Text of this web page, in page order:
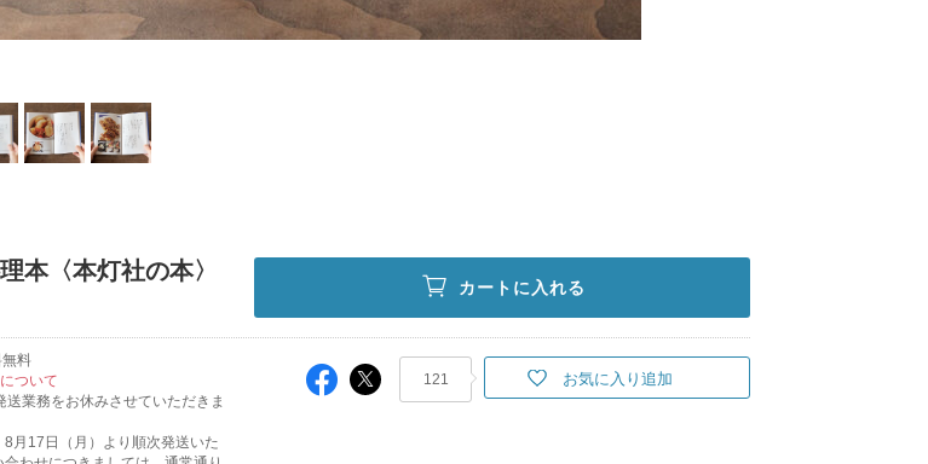
本〈本灯社の本〉
カートに入れる
料
ついて
業務をお休みさせていただきま
月17日（月）より順次発送いた
121 お気に入り追加